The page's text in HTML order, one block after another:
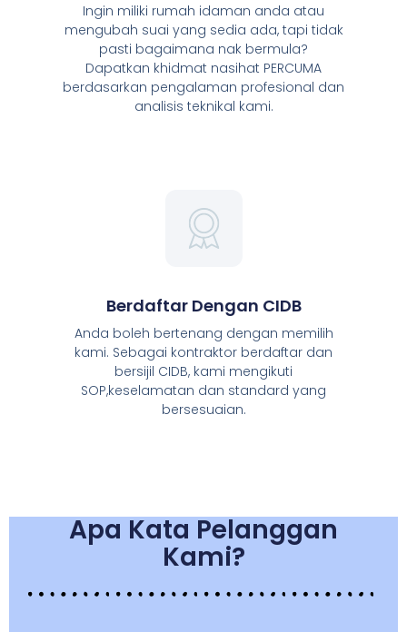
Ingin miliki rumah idaman anda atau
mengubah suai yang sedia ada, tapi tidak
pasti bagaimana nak bermula?
Dapatkan khidmat nasihat PERCUMA
berdasarkan pengalaman profesional dan
analisis teknikal kami.
Berdaftar Dengan CIDB
Anda boleh bertenang dengan memilih
kami. Sebagai kontraktor berdaftar dan
bersijil CIDB, kami mengikuti
SOP,keselamatan dan standard yang
bersesuaian.
Apa Kata Pelanggan
Kami?